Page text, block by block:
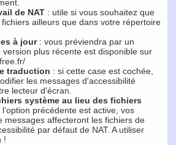
de NAT: utile si vous souhaitez que
fichiers ailleurs que dans votre répertoire
à jour: vous préviendra par un
version plus récente est disponible sur
traduction : si cette case est cochée,
les messages d'accessibilité
lecteur d'écran.
système au lieu des fichiers
l'option précédente est active, vos
messages affecteront les fichiers de
par défaut de NAT. A utiliser
!